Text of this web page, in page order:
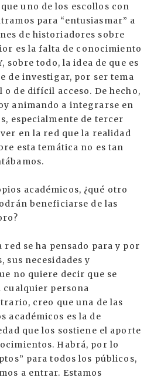
uno de los escollos con
para “entusiasmar” a
de historiadores sobre
es la falta de conocimiento
sobre todo, la idea de que es
de investigar, por ser tema
de difícil acceso. De hecho,
animando a integrarse en
especialmente de tercer
en la red que la realidad
esta temática no es tan
académicos, ¿qué otro
beneficiarse de las
se ha pensado para y por
sus necesidades y
no quiere decir que se
cualquier persona
creo que una de las
académicos es la de
que los sostiene el aporte
Habrá, por lo
para todos los públicos,
a entrar. Estamos